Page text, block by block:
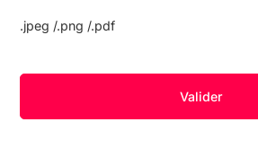
.jpeg /.png /.pdf